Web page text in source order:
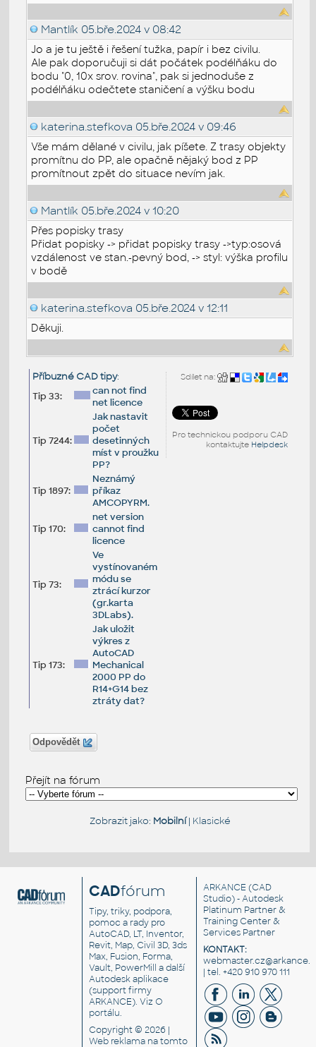
Mantlík 05.bře.2024 v 08:42
Jo a je tu ještě i řešení tužka, papír i bez civilu.
Ale pak doporučuji si dát počátek podélňáku do
bodu "0, 10x srov. rovina", pak si jednoduše z
podélňáku odečtete staničení a výšku bodu
katerina.stefkova 05.bře.2024 v 09:46
Vše mám dělané v civilu, jak píšete. Z trasy objekty
promítnu do PP, ale opačně nějaký bod z PP
promítnout zpět do situace nevím jak.
Mantlík 05.bře.2024 v 10:20
Přes popisky trasy
Přidat popisky -> přidat popisky trasy ->typ:osová
vzdálenost ve stan.-pevný bod, -> styl: výška profilu
v bodě
katerina.stefkova 05.bře.2024 v 12:11
Děkuji.
Sdílet na:
Pro technickou podporu CAD
kontaktujte Helpdesk
Příbuzné CAD tipy:
Tip 33:
can not find
net licence
Tip 7244:
Jak nastavit
počet
desetinných
míst v proužku
PP?
Tip 1897:
Neznámý
příkaz
AMCOPYRM.
Tip 170:
net version
cannot find
licence
Tip 73:
Ve
vystínovaném
módu se
ztrácí kurzor
(gr.karta
3DLabs).
Tip 173:
Jak uložit
výkres z
AutoCAD
Mechanical
2000 PP do
R14+G14 bez
ztráty dat?
Odpovědět
Přejít na fórum
Zobrazit jako: Mobilní| Klasické
CADfórum
Tipy, triky, podpora,
pomoc a rady pro
AutoCAD, LT, Inventor,
Revit, Map, Civil 3D, 3ds
Max, Fusion, Forma,
Vault, PowerMill a další
Autodesk aplikace
(support firmy
ARKANCE). VizO
portálu.
Copyright © 2026 |
Web reklama na tomto
ARKANCE (CAD
Studio) - Autodesk
Platinum Partner &
Training Center &
Services Partner
KONTAKT:
| tel. +420 910 970 111